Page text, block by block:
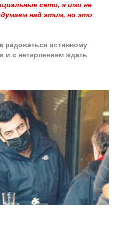
сети, я ими не
над этим, но это
радоваться истинному
и с нетерпением ждать